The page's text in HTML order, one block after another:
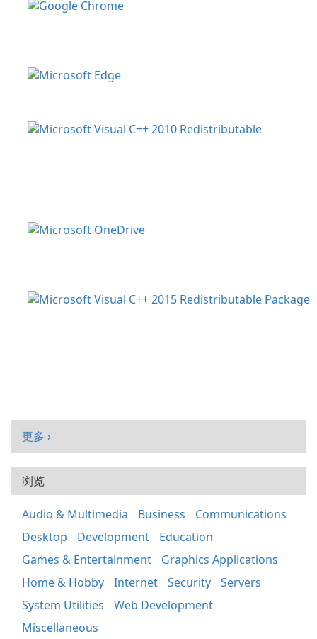
更多 ›
浏览
Audio & Multimedia Business
Communications
Desktop
Development
Education
Games & Entertainment
Graphics Applications
Home & Hobby
Internet Security
Servers
System Utilities
Web Development
Miscellaneous